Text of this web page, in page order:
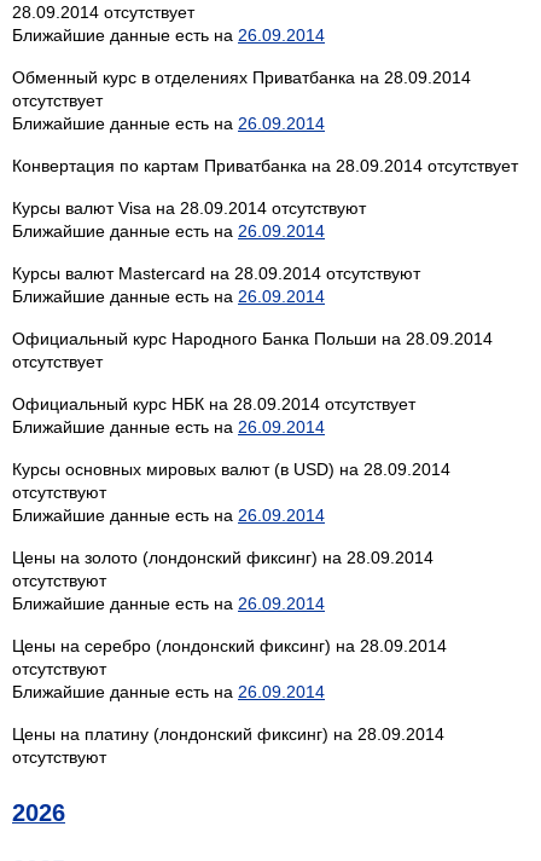
28.09.2014 отсутствует
Ближайшие данные есть на 26.09.2014
Обменный курс в отделениях Приватбанка на 28.09.2014
отсутствует
Ближайшие данные есть на 26.09.2014
Конвертация по картам Приватбанка на 28.09.2014 отсутствует
Курсы валют Visa на 28.09.2014 отсутствуют
Ближайшие данные есть на 26.09.2014
Курсы валют Mastercard на 28.09.2014 отсутствуют
Ближайшие данные есть на 26.09.2014
Официальный курс Народного Банка Польши на 28.09.2014
отсутствует
Официальный курс НБК на 28.09.2014 отсутствует
Ближайшие данные есть на 26.09.2014
Курсы основных мировых валют (в USD) на 28.09.2014
отсутствуют
Ближайшие данные есть на 26.09.2014
Цены на золото (лондонский фиксинг) на 28.09.2014
отсутствуют
Ближайшие данные есть на 26.09.2014
Цены на серебро (лондонский фиксинг) на 28.09.2014
отсутствуют
Ближайшие данные есть на 26.09.2014
Цены на платину (лондонский фиксинг) на 28.09.2014
отсутствуют
2026